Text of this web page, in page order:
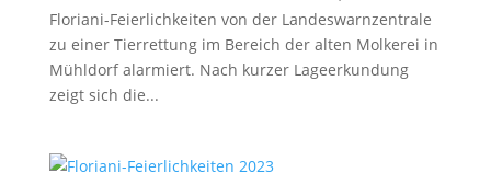
Floriani-Feierlichkeiten von der Landeswarnzentrale
zu einer Tierrettung im Bereich der alten Molkerei in
Mühldorf alarmiert. Nach kurzer Lageerkundung
zeigt sich die...